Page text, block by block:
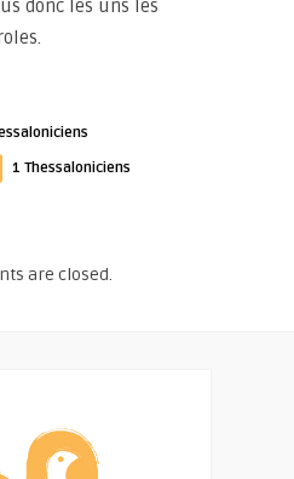
donc les uns les
1 Thessaloniciens
are closed.